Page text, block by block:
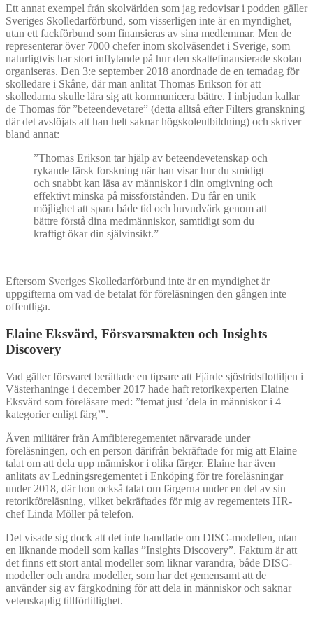
Ett annat exempel från skolvärlden som jag redovisar i podden gäller
Sveriges Skolledarförbund, som visserligen inte är en myndighet,
utan ett fackförbund som finansieras av sina medlemmar. Men de
representerar över 7000 chefer inom skolväsendet i Sverige, som
naturligtvis har stort inflytande på hur den skattefinansierade skolan
organiseras. Den 3:e september 2018 anordnade de en temadag för
skolledare i Skåne, där man anlitat Thomas Erikson för att
skolledarna skulle lära sig att kommunicera bättre. I inbjudan kallar
de Thomas för ”beteendevetare” (detta alltså efter Filters granskning
där det avslöjats att han helt saknar högskoleutbildning) och skriver
bland annat:
”Thomas Erikson tar hjälp av beteendevetenskap och
rykande färsk forskning när han visar hur du smidigt
och snabbt kan läsa av människor i din omgivning och
effektivt minska på missförstånden. Du får en unik
möjlighet att spara både tid och huvudvärk genom att
bättre förstå dina medmänniskor, samtidigt som du
kraftigt ökar din självinsikt.”
Eftersom Sveriges Skolledarförbund inte är en myndighet är
uppgifterna om vad de betalat för föreläsningen den gången inte
offentliga.
Elaine Eksvärd, Försvarsmakten och Insights
Discovery
Vad gäller försvaret berättade en tipsare att Fjärde sjöstridsflottiljen i
Västerhaninge i december 2017 hade haft retorikexperten Elaine
Eksvärd som föreläsare med: ”temat just ’dela in människor i 4
kategorier enligt färg’”.
Även militärer från Amfibieregementet närvarade under
föreläsningen, och en person därifrån bekräftade för mig att Elaine
talat om att dela upp människor i olika färger. Elaine har även
anlitats av Ledningsregementet i Enköping för tre föreläsningar
under 2018, där hon också talat om färgerna under en del av sin
retorikföreläsning, vilket bekräftades för mig av regementets HR-
chef Linda Möller på telefon.
Det visade sig dock att det inte handlade om DISC-modellen, utan
en liknande modell som kallas ”Insights Discovery”. Faktum är att
det finns ett stort antal modeller som liknar varandra, både DISC-
modeller och andra modeller, som har det gemensamt att de
använder sig av färgkodning för att dela in människor och saknar
vetenskaplig tillförlitlighet.